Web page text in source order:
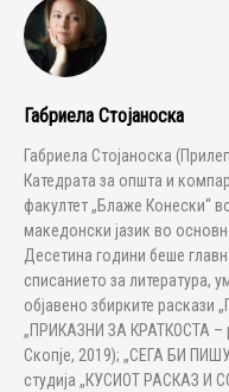
Габриела Стојаноска
Габриела Стојаноска
Катедрата за oпшта и
факултет „Блаже Конески“
македонски јазик во
Десетина години беше
списанието за литература,
објавено збирките раскази
„ПРИКАЗНИ ЗА КРАТКОСТА –
Скопје, 2019); „СЕГА БИ
студија „КУСИОТ РАСКАЗ И